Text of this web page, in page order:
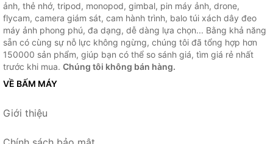
ảnh, thẻ nhớ, tripod, monopod, gimbal, pin máy ảnh, drone,
flycam, camera giám sát, cam hành trình, balo túi xách dây đeo
máy ảnh phong phú, đa dạng, dễ dàng lựa chọn... Bằng khả năng
sẵn có cùng sự nỗ lực không ngừng, chúng tôi đã tổng hợp hơn
150000 sản phẩm, giúp bạn có thể so sánh giá, tìm giá rẻ nhất
trước khi mua. Chúng tôi không bán hàng.
VỀ BẤM MÁY
Giới thiệu